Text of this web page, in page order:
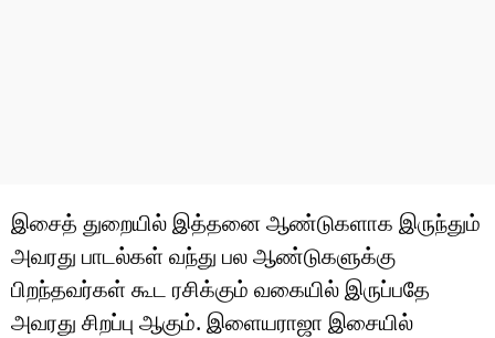
இசைத் துறையில் இத்தனை ஆண்டுகளாக இருந்தும்
அவரது பாடல்கள் வந்து பல ஆண்டுகளுக்கு
பிறந்தவர்கள் கூட ரசிக்கும் வகையில் இருப்பதே
அவரது சிறப்பு ஆகும். இளையராஜா இசையில்